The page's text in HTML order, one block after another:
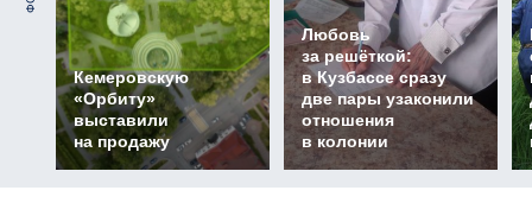
Кемеровскую
«Орбиту»
выставили
на продажу
Любовь
за решёткой:
в Кузбассе сразу
две пары узаконили
отношения
в колонии